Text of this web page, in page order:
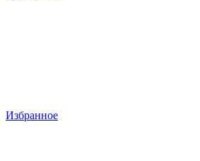
Избранное